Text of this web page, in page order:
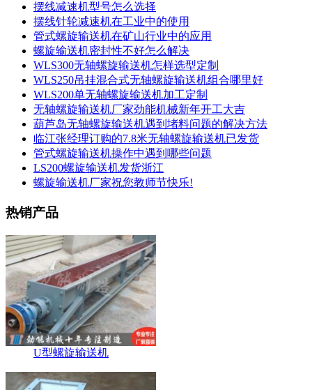
摆线减速机型号怎么选择
摆线针轮减速机在工业中的使用
管式螺旋输送机在矿山行业中的应用
螺旋输送机密封性不好怎么解决
WLS300无轴螺旋输送机怎样选型定制
WLS250吊挂混合式无轴螺旋输送机组合哪里好
WLS200单无轴螺旋输送机加工定制
无轴螺旋输送机厂家劲能机械新年开工大吉
葫芦岛无轴螺旋输送机遇到堵料问题的解决方法
临江张经理订购的7.8米无轴螺旋输送机已发货
管式螺旋输送机操作中遇到哪些问题
LS200螺旋输送机发货浙江
螺旋输送机厂家祝您教师节快乐!
热销产品
U型螺旋输送机